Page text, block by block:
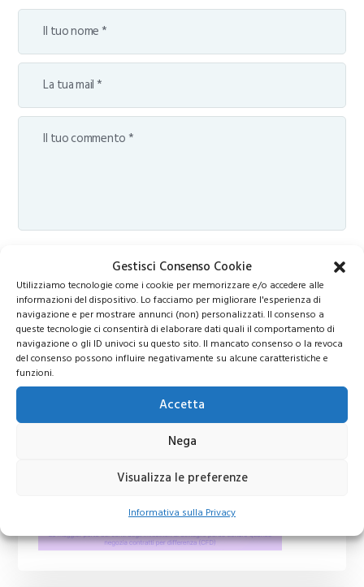
Gestisci Consenso Cookie
Utilizziamo tecnologie come i cookie per memorizzare e/o accedere alle
informazioni del dispositivo. Lo facciamo per migliorare l'esperienza di
navigazione e per mostrare annunci (non) personalizzati. Il consenso a
queste tecnologie ci consentirà di elaborare dati quali il comportamento di
navigazione o gli ID univoci su questo sito. Il mancato consenso o la revoca
del consenso possono influire negativamente su alcune caratteristiche e
funzioni.
Accetta
Nega
Visualizza le preferenze
Informativa sulla Privacy